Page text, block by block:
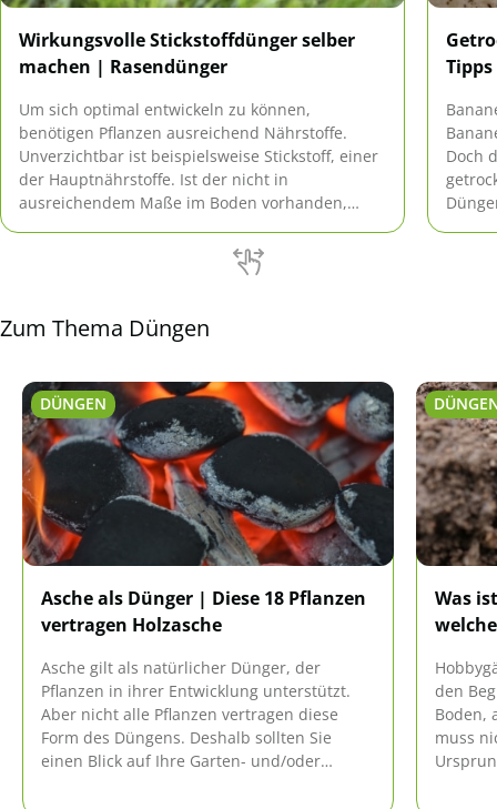
Wirkungsvolle Stickstoffdünger selber
machen | Rasendünger
Um sich optimal entwickeln zu können,
benötigen Pflanzen ausreichend Nährstoffe.
Unverzichtbar ist beispielsweise Stickstoff, einer
der Hauptnährstoffe. Ist der nicht in
ausreichendem Maße im Boden vorhanden,
stattfinden. Demzufolge muss er zugeführt
Doch
Zum Thema Düngen
DÜNGEN
Asche als Dünger | Diese 18 Pflanzen
vertragen Holzasche
Asche gilt als natürlicher Dünger, der
Pflanzen in ihrer Entwicklung unterstützt.
Aber nicht alle Pflanzen vertragen diese
Form des Düngens. Deshalb sollten Sie
einen Blick auf Ihre Garten- und/oder
Was
den
Boden,
muss